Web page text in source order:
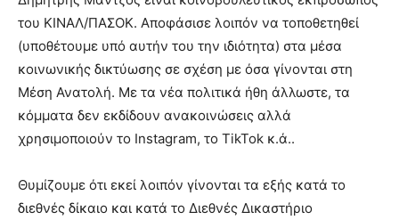
του ΚΙΝΑΛ/ΠΑΣΟΚ. Αποφάσισε λοιπόν να τοποθετηθεί
(υποθέτουμε υπό αυτήν του την ιδιότητα) στα μέσα
κοινωνικής δικτύωσης σε σχέση με όσα γίνονται στη
Μέση Ανατολή. Με τα νέα πολιτικά ήθη άλλωστε, τα
κόμματα δεν εκδίδουν ανακοινώσεις αλλά
χρησιμοποιούν το Instagram, το TikTok κ.ά..
Θυμίζουμε ότι εκεί λοιπόν γίνονται τα εξής κατά το
διεθνές δίκαιο και κατά το Διεθνές Δικαστήριο